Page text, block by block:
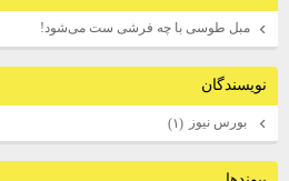
مبل طوسی با چه فرشی ست می‌شود!
نويسندگان
بورس نيوز